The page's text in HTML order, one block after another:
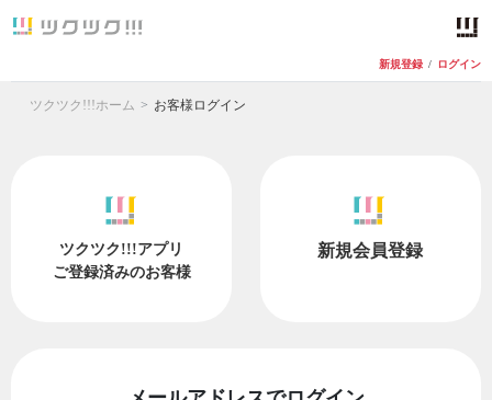
新規登録 / ログイン
ツクツク!!!ホーム お客様ログイン
ツクツク!!!アプリ
ご登録済みのお客様
新規会員登録